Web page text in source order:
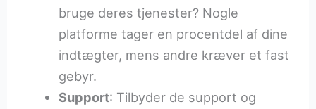
bruge deres tjenester? Nogle
platforme tager en procentdel af dine
indtægter, mens andre kræver et fast
gebyr.
Support: Tilbyder de support og